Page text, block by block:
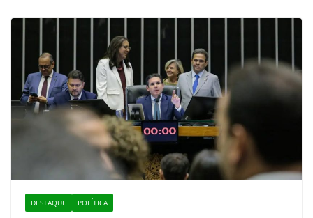
DESTAQUE POLÍTICA